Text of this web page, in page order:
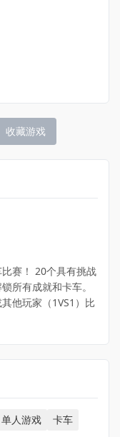
收藏游戏
赛！ 20个具有挑战
所有成就和卡车。
他玩家（1VS1）比
单人游戏
卡车